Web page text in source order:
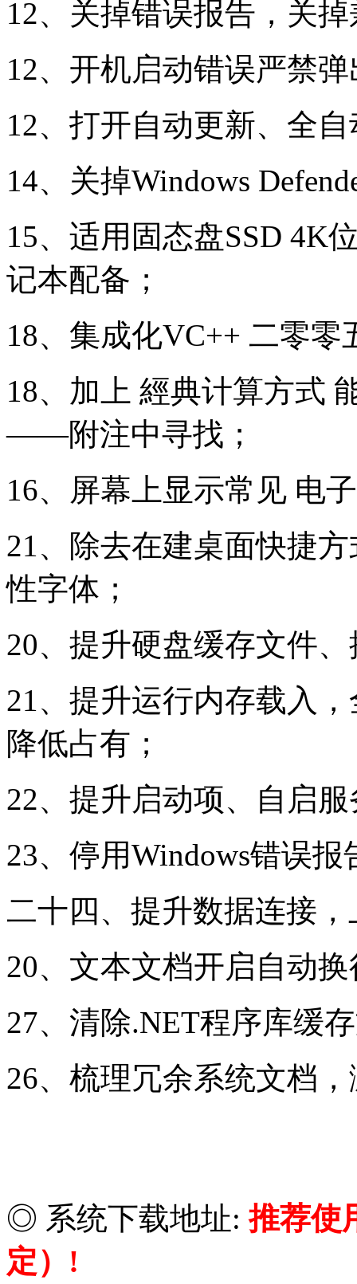
12、关掉错误报告，关
12、开机启动错误严禁
12、打开自动更新、全
14、关掉Windows
15、适用固态盘SSD 4K
记本配备；
18、集成化VC++ 二零零
18、加上 經典计算方式
——附注中寻找；
16、屏幕上显示常见 电
21、除去在建桌面快捷
性字体；
20、提升硬盘缓存文件
21、提升运行内存载入
降低占有；
22、提升启动项、自启
23、停用Windows错误报
二十四、提升数据连接
20、文本文档开启自动
27、清除.NET程序库缓
26、梳理冗余系统文档
◎ 系统下载地址:推荐使
定）!